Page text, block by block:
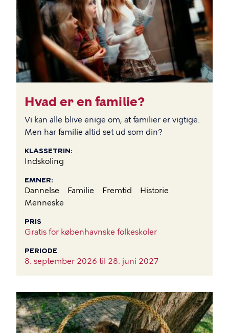
Hvad er en familie?
Vi kan alle blive enige om, at familier er vigtige.
Men har familie altid set ud som din?
KLASSETRIN
Indskoling
EMNER
Dannelse Familie Fremtid
Historie
Menneske
PRIS
Gratis for københavnske folkeskoler
PERIODE
8. september 2026 til 28. juni 2027
BILLEDE